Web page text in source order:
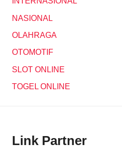
NASIONAL
OLAHRAGA
OTOMOTIF
SLOT ONLINE
TOGEL ONLINE
Link Partner